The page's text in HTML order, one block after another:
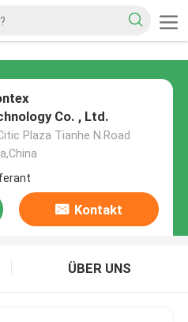
Co. , Ltd.
Plaza Tianhe N.Road
Kontakt
ÜBER UNS